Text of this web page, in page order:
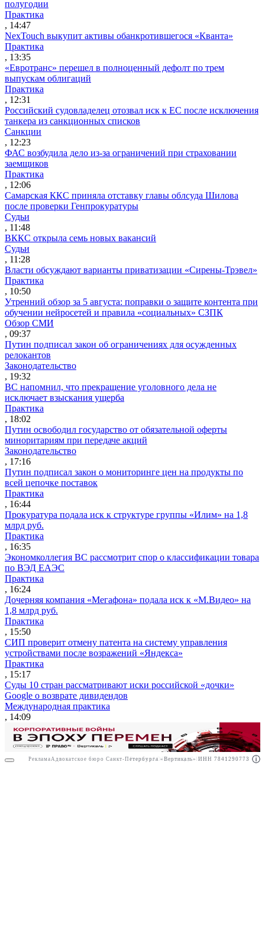
Реклама АО"Право.ру" ИНН: 7708095468
полугодии
Практика
, 14:47
NexTouch выкупит активы обанкротившегося «Кванта»
Практика
, 13:35
«Евротранс» перешел в полноценный дефолт по трем
выпускам облигаций
Практика
, 12:31
Российский судовладелец отозвал иск к ЕС после исключения
танкера из санкционных списков
Санкции
, 12:23
ФАС возбудила дело из-за ограничений при страховании
заемщиков
Практика
, 12:06
Самарская ККС приняла отставку главы облсуда Шилова
после проверки Генпрокуратуры
Судьи
, 11:48
ВККС открыла семь новых вакансий
Судьи
, 11:28
Власти обсуждают варианты приватизации «Сирены-Трэвел»
Практика
, 10:50
Утренний обзор за 5 августа: поправки о защите контента при
обучении нейросетей и правила «социальных» СЗПК
Обзор СМИ
, 09:37
Путин подписал закон об ограничениях для осужденных
релокантов
Законодательство
, 19:32
ВС напомнил, что прекращение уголовного дела не
исключает взыскания ущерба
Практика
, 18:02
Путин освободил государство от обязательной оферты
миноритариям при передаче акций
Законодательство
, 17:16
Путин подписал закон о мониторинге цен на продукты по
всей цепочке поставок
Практика
, 16:44
Прокуратура подала иск к структуре группы «Илим» на 1,8
млрд руб.
Практика
, 16:35
Экономколлегия ВС рассмотрит спор о классификации товара
по ВЭД ЕАЭС
Практика
, 16:24
Дочерняя компания «Мегафона» подала иск к «М.Видео» на
1,8 млрд руб.
Практика
, 15:50
СИП проверит отмену патента на систему управления
устройствами после возражений «Яндекса»
Практика
, 15:17
Суды 10 стран рассматривают иски российской «дочки»
Google о возврате дивидендов
Международная практика
, 14:09
Реклама Адвокатское бюро Санкт-Петербурга «Вертикаль» ИНН 7841290773